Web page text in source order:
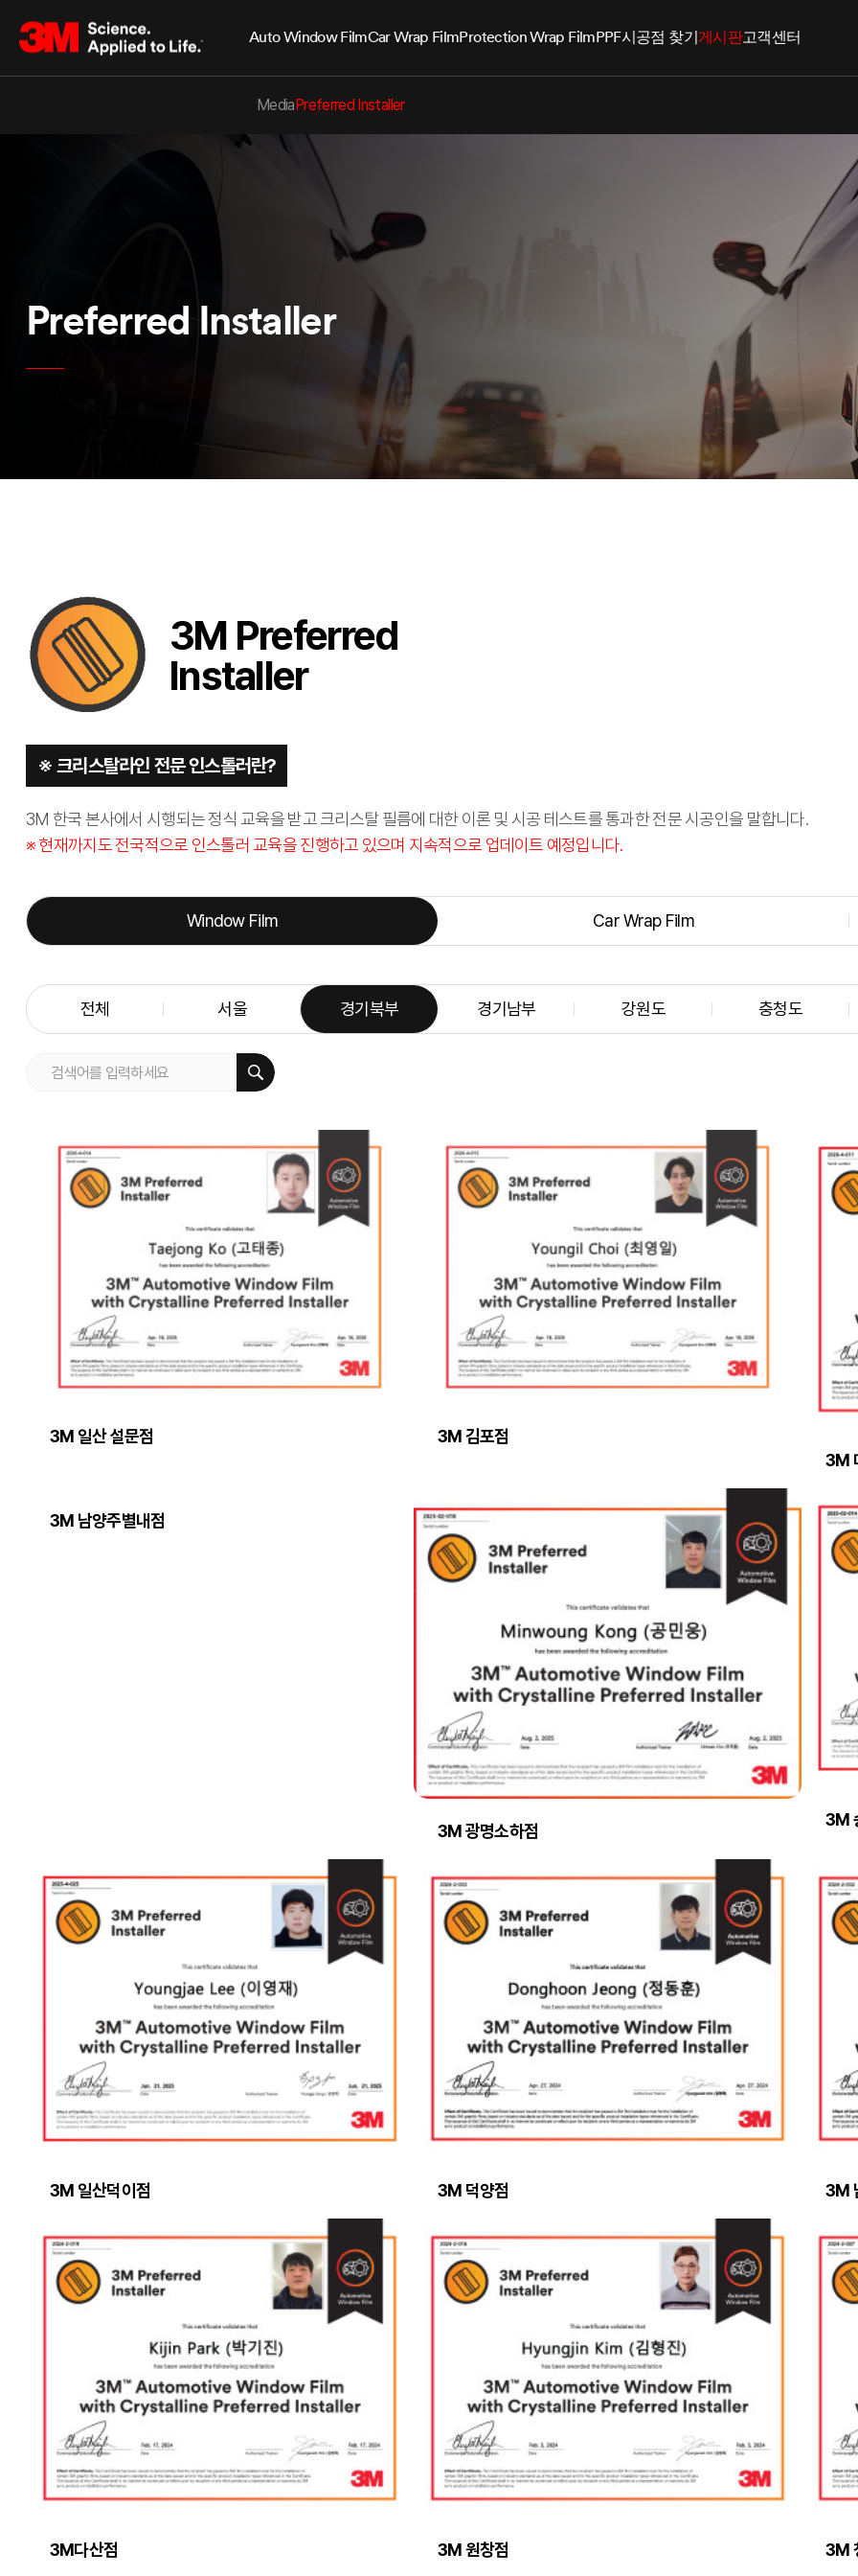
Auto Window FilmCar Wrap FilmProtection Wrap Film PPF시공점 찾기 게시판고객센터
MediaPreferred Installer
Preferred Installer
3M Preferred
Installer
※ 크리스탈라인 전문 인스톨러란?
3M 한국 본사에서 시행되는 정식 교육을 받고 크리스탈 필름에 대한 이론 및 시공 테스트를 통과한 전문 시공인을 말합니다.
※ 현재까지도 전국적으로 인스톨러 교육을 진행하고 있으며 지속적으로 업데이트 예정입니다.
Window Film Car Wrap Film
전체 서울 경기북부 경기남부 강원도 충청도
3M 일산 설문점
3M 김포점
3M
3M 남양주별내점
3M 광명소하점
3M
3M 일산덕이점 3M 덕양점 3M
3M다산점 3M 원창점 3M